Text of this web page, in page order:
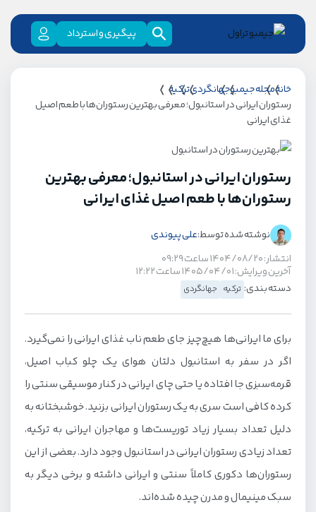
پیگیری و استرداد
خانهمجله جیمبوجهانگردیترکیه
رستوران ایرانی در استانبول؛ معرفی بهترین رستوران‌ها با طعم اصیل
غذای ایرانی
رستوران ایرانی در استانبول؛ معرفی بهترین
رستوران‌ها با طعم اصیل غذای ایرانی
نوشته شده توسط:علی پیوندی
انتشار: ۱۴۰۴/۰۸/۲۰ ساعت ۰۹:۲۹
آخرین ویرایش: ۱۴۰۵/۰۴/۰۱ ساعت ۱۲:۲۲
دسته بندی: ترکیه جهانگردی
برای ما ایرانی‌ها هیچ‌چیز جای طعم ناب غذای ایرانی را نمی‌گیرد.
اگر در سفر به استانبول دلتان هوای یک چلو کباب اصیل،
قرمه‌سبزی جا افتاده یا حتی چای ایرانی در کنار موسیقی سنتی را
کرده کافی است سری به یک رستوران ایرانی بزنید. خوشبختانه به
دلیل تعداد بسیار زیاد توریست‌ها و مهاجران ایرانی به ترکیه،
تعداد زیادی رستوران ایرانی در استانبول وجود دارد. بعضی از این
رستوران‌ها دکوری کاملاً سنتی و ایرانی داشته و برخی دیگر به
سبک مینیمال و مدرن چیده شده‌اند.